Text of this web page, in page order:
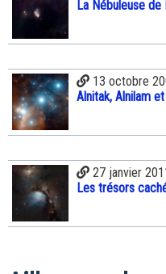
La Nébuleuse de
13 octobre
Alnitak, Alnilam
27 janvier
Les trésors